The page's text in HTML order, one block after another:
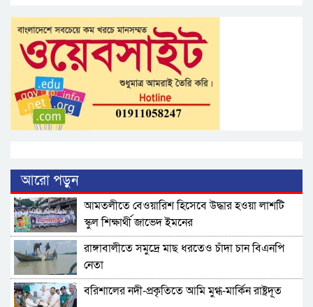
আরো পড়ুন
আমতলীতে বেওয়ারিশ হিসেবে উদ্ধার হওয়া লাশটি
স্কুল শিক্ষার্থী জাভেদ ইমনের
রাঙ্গাবালীতে সমু‌দ্রে মাছ ধরতেও চাঁদা চান বিএনপি
নেতা
বরিশালের নদী-প্রকৃতিতে আমি মুগ্ধ-মার্কিন রাষ্ট্রদূত